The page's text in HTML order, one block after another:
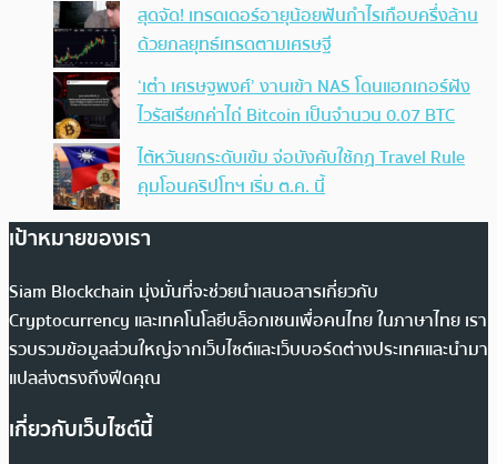
สุดจัด! เทรดเดอร์อายุน้อยฟันกำไรเกือบครึ่งล้าน
ด้วยกลยุทธ์เทรดตามเศรษฐี
‘เต๋า เศรษฐพงศ์’ งานเข้า NAS โดนแฮกเกอร์ฝัง
ไวรัสเรียกค่าไถ่ Bitcoin เป็นจำนวน 0.07 BTC
ไต้หวันยกระดับเข้ม จ่อบังคับใช้กฏ Travel Rule
คุมโอนคริปโทฯ เริ่ม ต.ค. นี้
เป้าหมายของเรา
Siam Blockchain มุ่งมั่นที่จะช่วยนำเสนอสารเกี่ยวกับ
Cryptocurrency และเทคโนโลยีบล็อกเชนเพื่อคนไทย ในภาษาไทย เรา
รวบรวมข้อมูลส่วนใหญ่จากเว็บไซต์และเว็บบอร์ดต่างประเทศและนำมา
แปลส่งตรงถึงฟีดคุณ
เกี่ยวกับเว็บไซต์นี้